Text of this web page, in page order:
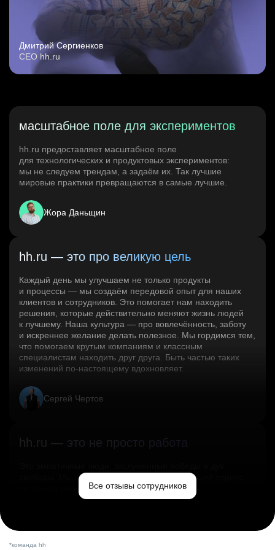
Дмитрий Сергиенков
CEO hh.ru
масштабное поле для экспериментов
hh.ru предоставляет масштабное поле
для технологических и продуктовых экспериментов:
мы не следуем трендам, а задаём их. Так лучшие
мировые практики превращаются в самые лучшие.
Жора Даньщин
hh.ru — это про великую цель
Каждый день мы улучшаем не только продукты
и процессы — мы создаём передовой опыт для наших
клиентов и сотрудников. Это помогает нам находить
решения, которые действительно меняют жизнь людей
к лучшему. Наша культура — про вовлечённость, заботу
и искреннее желание делать полезное. Мы гордимся тем,
что помогаем крутым компаниям и классным
специалистам находить друг друга. Быть частью таких
изменений по‑настоящему вдохновляет.
Сергей Чертов
hh.ru — это не просто работа
свободы. Мы помогаем миру и создаём лучший сервис
по поиску работы в стране.Все отзывы сотрудников
*команда hh